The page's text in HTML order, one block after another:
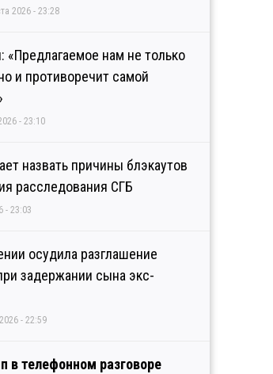
2026 - 23:28
«Предлагаемое нам не только
и противоречит самой
- 23:10
назвать причины блэкаутов
расследования СГБ
- 23:03
осудила разглашение
задержании сына экс-
- 22:59
в телефонном разговоре